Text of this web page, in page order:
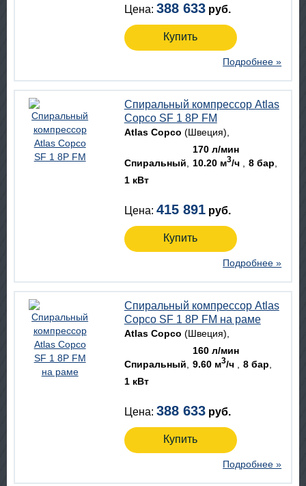
Цена: 388 633 руб.
Купить
Подробнее »
Спиральный компрессор Atlas
Copco SF 1 8P FM
Atlas Copco (Швеция)
Спиральный
170 л/мин
10.20 м3/ч
8 бар
1 кВт
Цена: 415 891 руб.
Купить
Подробнее »
Спиральный компрессор Atlas
Copco SF 1 8P FM на раме
Atlas Copco (Швеция)
Спиральный
160 л/мин
9.60 м3/ч
8 бар
1 кВт
Цена: 388 633 руб.
Купить
Подробнее »